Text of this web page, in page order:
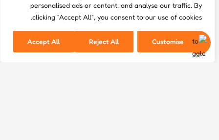
personalised ads or content, and analyse our traffic. By
clicking "Accept All", you consent to our use of cookies.
Customise
Reject All
Accept All